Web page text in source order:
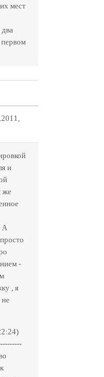
мест
два
первом
и
же
А
-
, я
не